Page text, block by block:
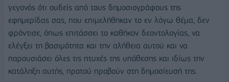
γεγονός ότι ουδείς από τους δημοσιογράφους της
εφημερίδας σας, που επιμελήθηκαν το εν λόγω θέμα, δεν
φρόντισε, όπως επιτάσσει το καθήκον δεοντολογίας, να
ελέγξει τη βασιμότητα και την αλήθεια αυτού και να
παρουσιάσει όλες τις πτυχές της υπόθεσης και ιδίως την
κατάληξη αυτής, προτού προβούν στη δημοσίευσή της.